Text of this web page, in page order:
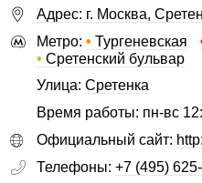
Адрес: г. Москва,
Метро: • Тургеневская
• Сретенский бульвар
Улица: Сретенка
Время работы: пн-вс
Официальный сайт:
Телефоны: +7 (495)